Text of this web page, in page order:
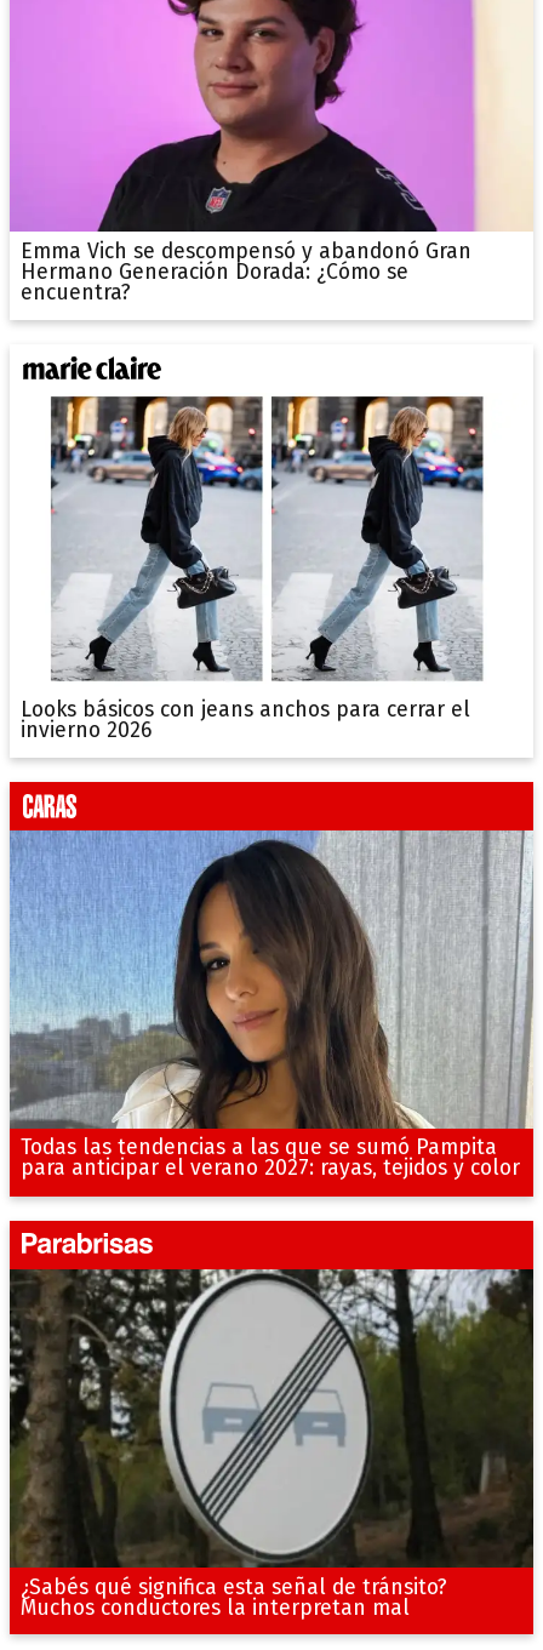
Emma Vich se descompensó y abandonó Gran
Hermano Generación Dorada: ¿Cómo se
encuentra?
Looks básicos con jeans anchos para cerrar el
invierno 2026
Todas las tendencias a las que se sumó Pampita
para anticipar el verano 2027: rayas, tejidos y color
¿Sabés qué significa esta señal de tránsito?
Muchos conductores la interpretan mal